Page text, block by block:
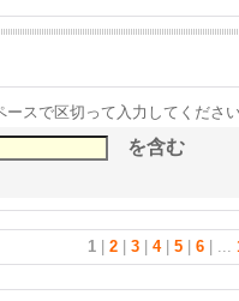
スで区切って入力してくださ
を含む
1 2 3 4| 5 6 ...